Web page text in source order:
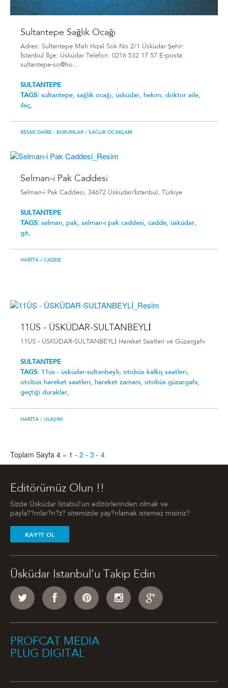
Sultantepe Sağlık Ocağı
Adres: Sultantepe Mah.Hızal Sok.No.2/1 Üsküdar Şehir:
İstanbul İlçe: Üsküdar Telefon: 0216 532 17 57 E-posta:
sultantepe-so@ho...
SULTANTEPE
TAGS: sultantepe, sağlık ocağı, üsküdar, hekim, doktor aile,
ilaç,
RESMI DAIRE - KURUMLAR / SAĞLIK OCAKLARI
Selman-i Pak Caddesi
Selman-i Pak Caddesi, 34672 Üsküdar/İstanbul, Türkiye
SULTANTEPE
TAGS: selman, pak, selman-ı pak caddesi, cadde, üsküdar,
git,
HARITA / CADDE
11ÜS - ÜSKÜDAR-SULTANBEYLİ
11ÜS - ÜSKÜDAR-SULTANBEYLİ Hareket Saatleri ve Güzargahı
SULTANTEPE
TAGS: 11üs - üsküdar-sultanbeyli̇, otobüs kalkış saatleri,
otobüs hareket saatleri, hareket zamanı, otobüs güzargahı,
geçtiği duraklar,
HARITA / ULAŞIM
Toplam Sayfa 4 » 1 - 2 - 3 - 4
Editörümüz Olun !!
Sizde Üsküdar Istabul'un editörlerinden olmak ve
payla??mlar?n?z? sitemizde yay?nlamak istemez misiniz?
KAY?T OL
Üsküdar Istanbul'u Takip Edin
PROFCAT MEDIA
PLUG DIGITAL